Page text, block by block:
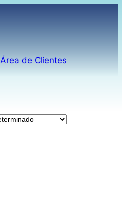
Área de Clientes